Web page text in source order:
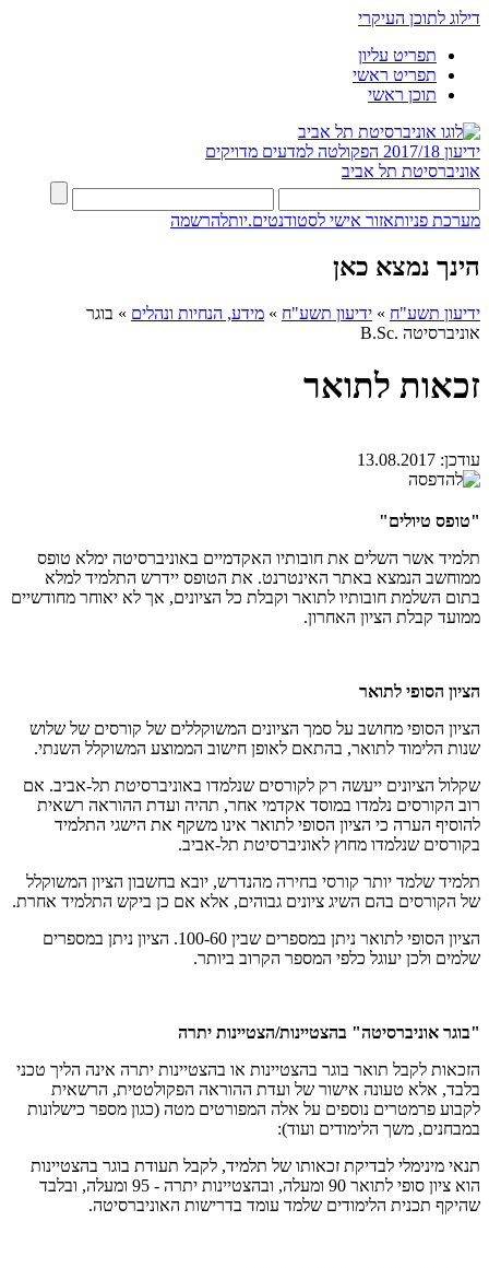
דילוג לתוכן העיקרי
תפריט עליון
תפריט ראשי
תוכן ראשי
ידיעון 2017/18
הפקולטה למדעים מדויקים
אוניברסיטת תל אביב
מערכת פניותאזור אישי לסטודנטים.יותלהרשמה
הינך נמצא כאן
ידיעון תשע"ח » ידיעון תשע"ח » מידע, הנחיות ונהלים » בוגר
אוניברסיטה .B.Sc
זכאות לתואר
עודכן: 13.08.2017
"טופס טיולים"
תלמיד אשר השלים את חובותיו האקדמיים באוניברסיטה ימלא טופס
ממוחשב הנמצא באתר האינטרנט. את הטופס יידרש התלמיד למלא
בתום השלמת חובותיו לתואר וקבלת כל הציונים, אך לא יאוחר מחודשיים
ממועד קבלת הציון האחרון.
הציון הסופי לתואר
הציון הסופי מחושב על סמך הציונים המשוקללים של קורסים של שלוש
שנות הלימוד לתואר, בהתאם לאופן חישוב הממוצע המשוקלל השנתי.
שקלול הציונים ייעשה רק לקורסים שנלמדו באוניברסיטת תל-אביב. אם
רוב הקורסים נלמדו במוסד אקדמי אחר, תהיה ועדת ההוראה רשאית
להוסיף הערה כי הציון הסופי לתואר אינו משקף את הישגי התלמיד
בקורסים שנלמדו מחוץ לאוניברסיטת תל-אביב.
תלמיד שלמד יותר קורסי בחירה מהנדרש, יובא בחשבון הציון המשוקלל
של הקורסים בהם השיג ציונים גבוהים, אלא אם כן ביקש התלמיד אחרת.
הציון הסופי לתואר ניתן במספרים שבין 100-60. הציון ניתן במספרים
שלמים ולכן יעוגל כלפי המספר הקרוב ביותר.
"בוגר אוניברסיטה" בהצטיינות/הצטיינות יתרה
הזכאות לקבל תואר בוגר בהצטיינות או בהצטיינות יתרה אינה הליך טכני
בלבד, אלא טעונה אישור של ועדת ההוראה הפקולטטית, הרשאית
לקבוע פרמטרים נוספים על אלה המפורטים מטה (כגון מספר כישלונות
במבחנים, משך הלימודים ועוד):
תנאי מינימלי לבדיקת זכאותו של תלמיד, לקבל תעודת בוגר בהצטיינות
הוא ציון סופי לתואר 90 ומעלה, ובהצטיינות יתרה - 95 ומעלה, ובלבד
שהיקף תכנית הלימודים שלמד עומד בדרישות האוניברסיטה.